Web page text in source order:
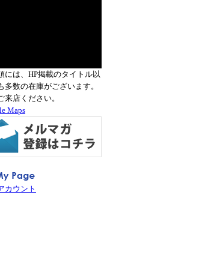
には、HP掲載のタイトル以
多数の在庫がございます。
来店ください。
Maps
カウント